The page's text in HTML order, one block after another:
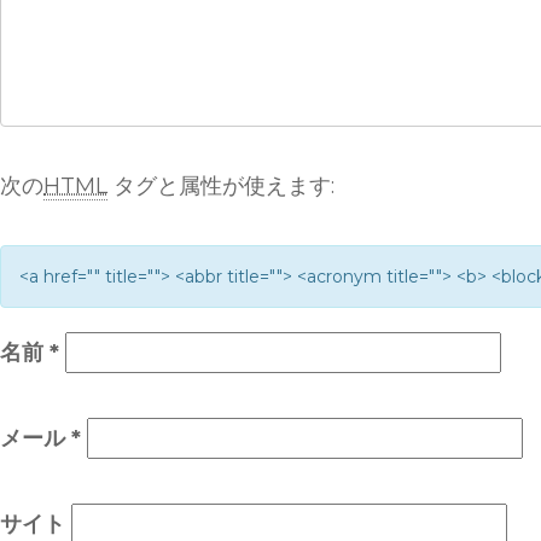
次のHTML タグと属性が使えます:
<a href="" title=""> <abbr title=""> <acronym title=""> <b>
名前 *
メール*
サイト